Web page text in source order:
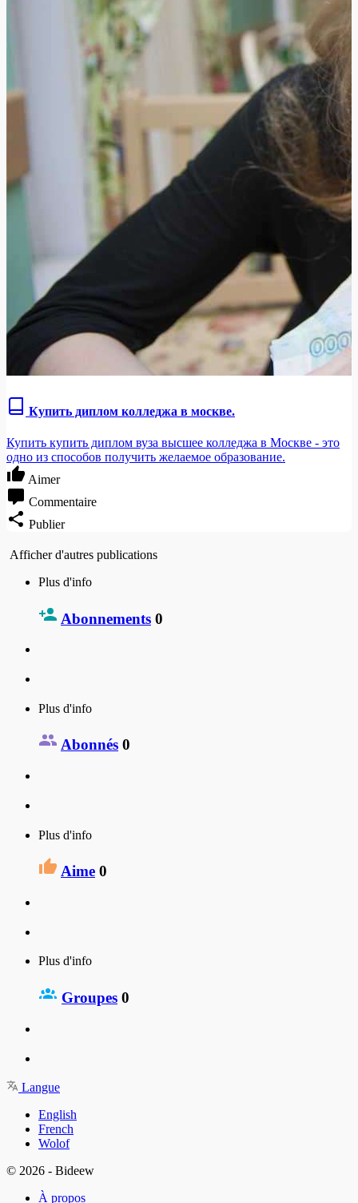
Купить диплом колледжа в москве.
Купить купить диплом вуза высшее колледжа в Москве - это
одно из способов получить желаемое образование.
Aimer
Commentaire
Publier
Afficher d'autres publications
Plus d'info
Abonnements 0
Plus d'info
Abonnés 0
Plus d'info
Aime 0
Plus d'info
Groupes 0
Langue
English
French
Wolof
© 2026 - Bideew
À propos